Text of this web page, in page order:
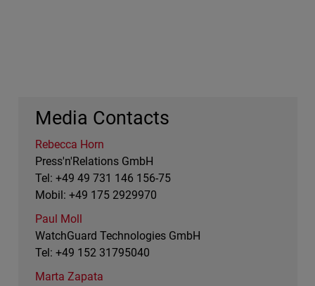
Media Contacts
Rebecca Horn
Press'n'Relations GmbH
Tel: +49 49 731 146 156-75
Mobil: +49 175 2929970
Paul Moll
WatchGuard Technologies GmbH
Tel: +49 152 31795040
Marta Zapata